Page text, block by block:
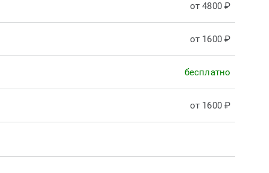
от 4800 ₽
от 1600 ₽
бесплатно
от 1600 ₽